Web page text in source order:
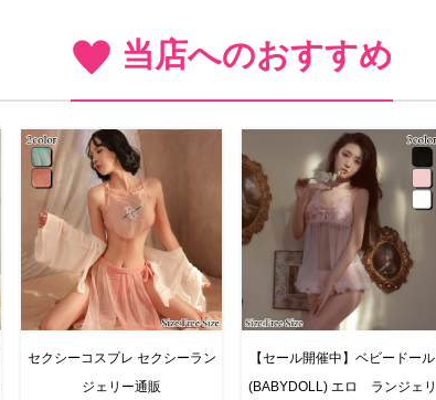
当店へのおすすめ
セクシーコスプレ セクシーラン
ジェリー通販
【セール開催中】ベビードール
(BABYDOLL) エロ ランジェリ